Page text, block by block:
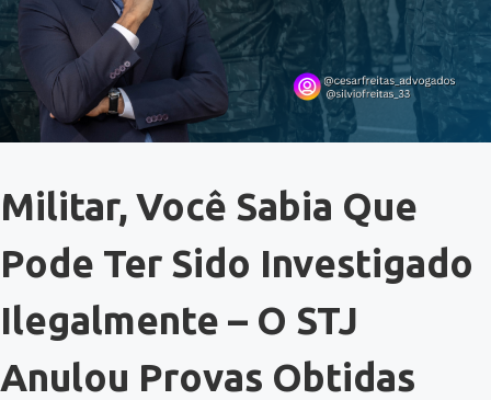
Militar, Você Sabia Que
Pode Ter Sido Investigado
Ilegalmente – O STJ
Anulou Provas Obtidas